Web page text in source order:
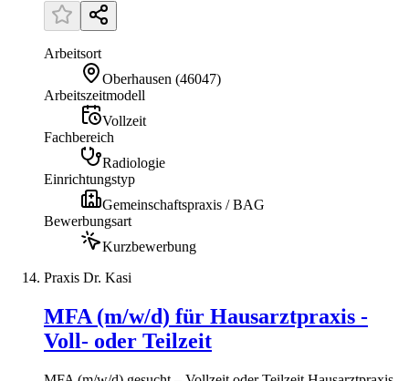
Arbeitsort
Oberhausen (46047)
Arbeitszeitmodell
Vollzeit
Fachbereich
Radiologie
Einrichtungstyp
Gemeinschaftspraxis / BAG
Bewerbungsart
Kurzbewerbung
Praxis Dr. Kasi
MFA (m/w/d) für Hausarztpraxis -
Voll- oder Teilzeit